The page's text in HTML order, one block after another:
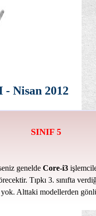
Nisan 2012
SINIF 5
genelde Core-i3
Tıpkı 3. sınıfta
Alttaki modellerden